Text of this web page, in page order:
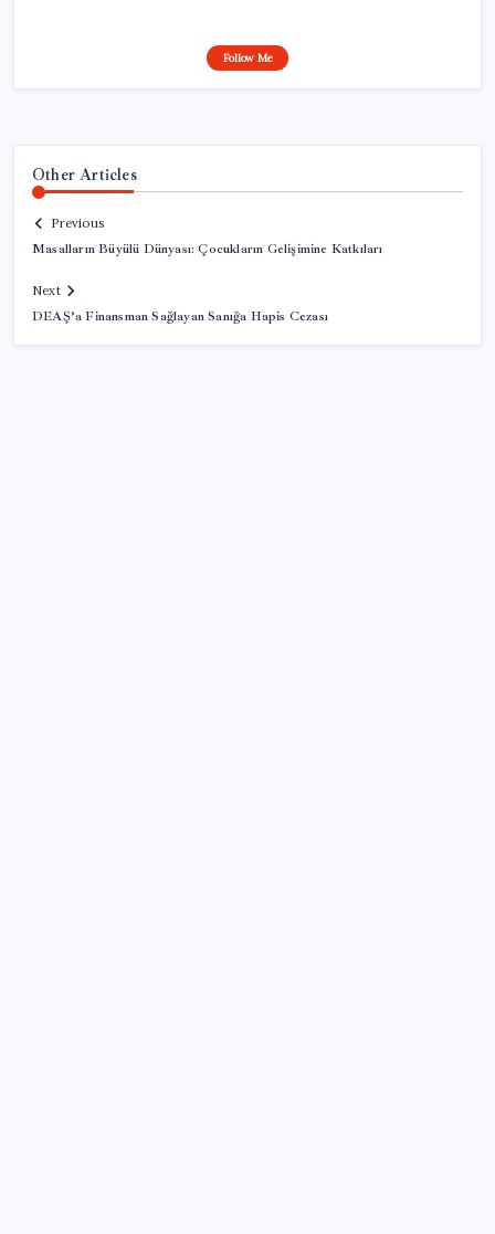
Follow Me
Other Articles
Previous
Masalların Büyülü Dünyası: Çocukların Gelişimine Katkıları
Next
DEAŞ’a Finansman Sağlayan Sanığa Hapis Cezası